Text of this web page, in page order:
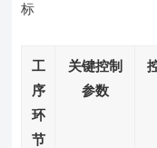
标
工
序
环
节
关键控制
参数